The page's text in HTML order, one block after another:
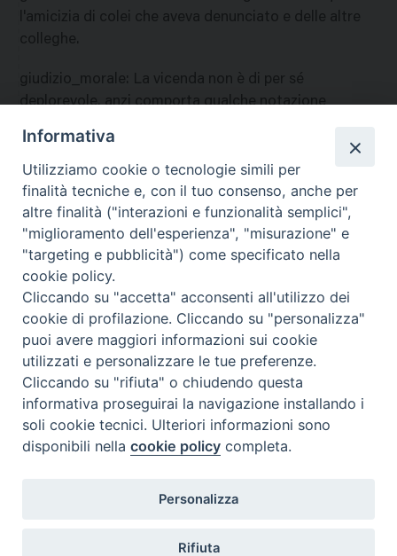
l'amicizia di colei che aveva denunciato e delle altre
colleghe.
giudizio_morale: La vicenda non è di per sé
deplorevole, anzi comporta qualche notazione
visione del film in pubblica sala non ostante alcune
inquadrature non proprio convenienti. C
nazione:Stati Uniti
Contatti & Info
C.ne Aurelia, 50 – 00165 Roma
Contatti
Scrivi a: cnvf@chiesacattolica.it
Informativa
Utilizziamo cookie o tecnologie simili per
finalità tecniche e, con il tuo consenso, anche per
altre finalità ("interazioni e funzionalità semplici",
"miglioramento dell'esperienza", "misurazione" e
"targeting e pubblicità") come specificato nella
cookie policy.
Cliccando su "accetta" acconsenti all'utilizzo dei
cookie di profilazione. Cliccando su "personalizza"
puoi avere maggiori informazioni sui cookie
utilizzati e personalizzare le tue preferenze.
Cliccando su "rifiuta" o chiudendo questa
informativa proseguirai la navigazione installando i
soli cookie tecnici. Ulteriori informazioni sono
disponibili nellacookie policy completa.
Personalizza
Rifiuta